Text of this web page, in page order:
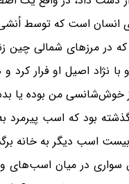
اُنشی لیو در زمان سلسله‌ی هان غربی (۲۰۶
که در مرزهای شمالی
نژاد اصیل او فرار
خوش‌شانسی من بوده یا
بود که اسب
اسب دیگر به خانه
سواری در میان